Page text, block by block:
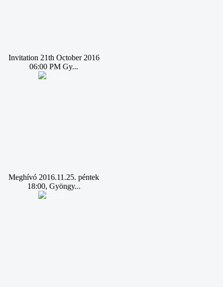
Invitation 21th October 2016
06:00 PM Gy...
Meghívó 2016.11.25. péntek
18:00, Gyöngy...